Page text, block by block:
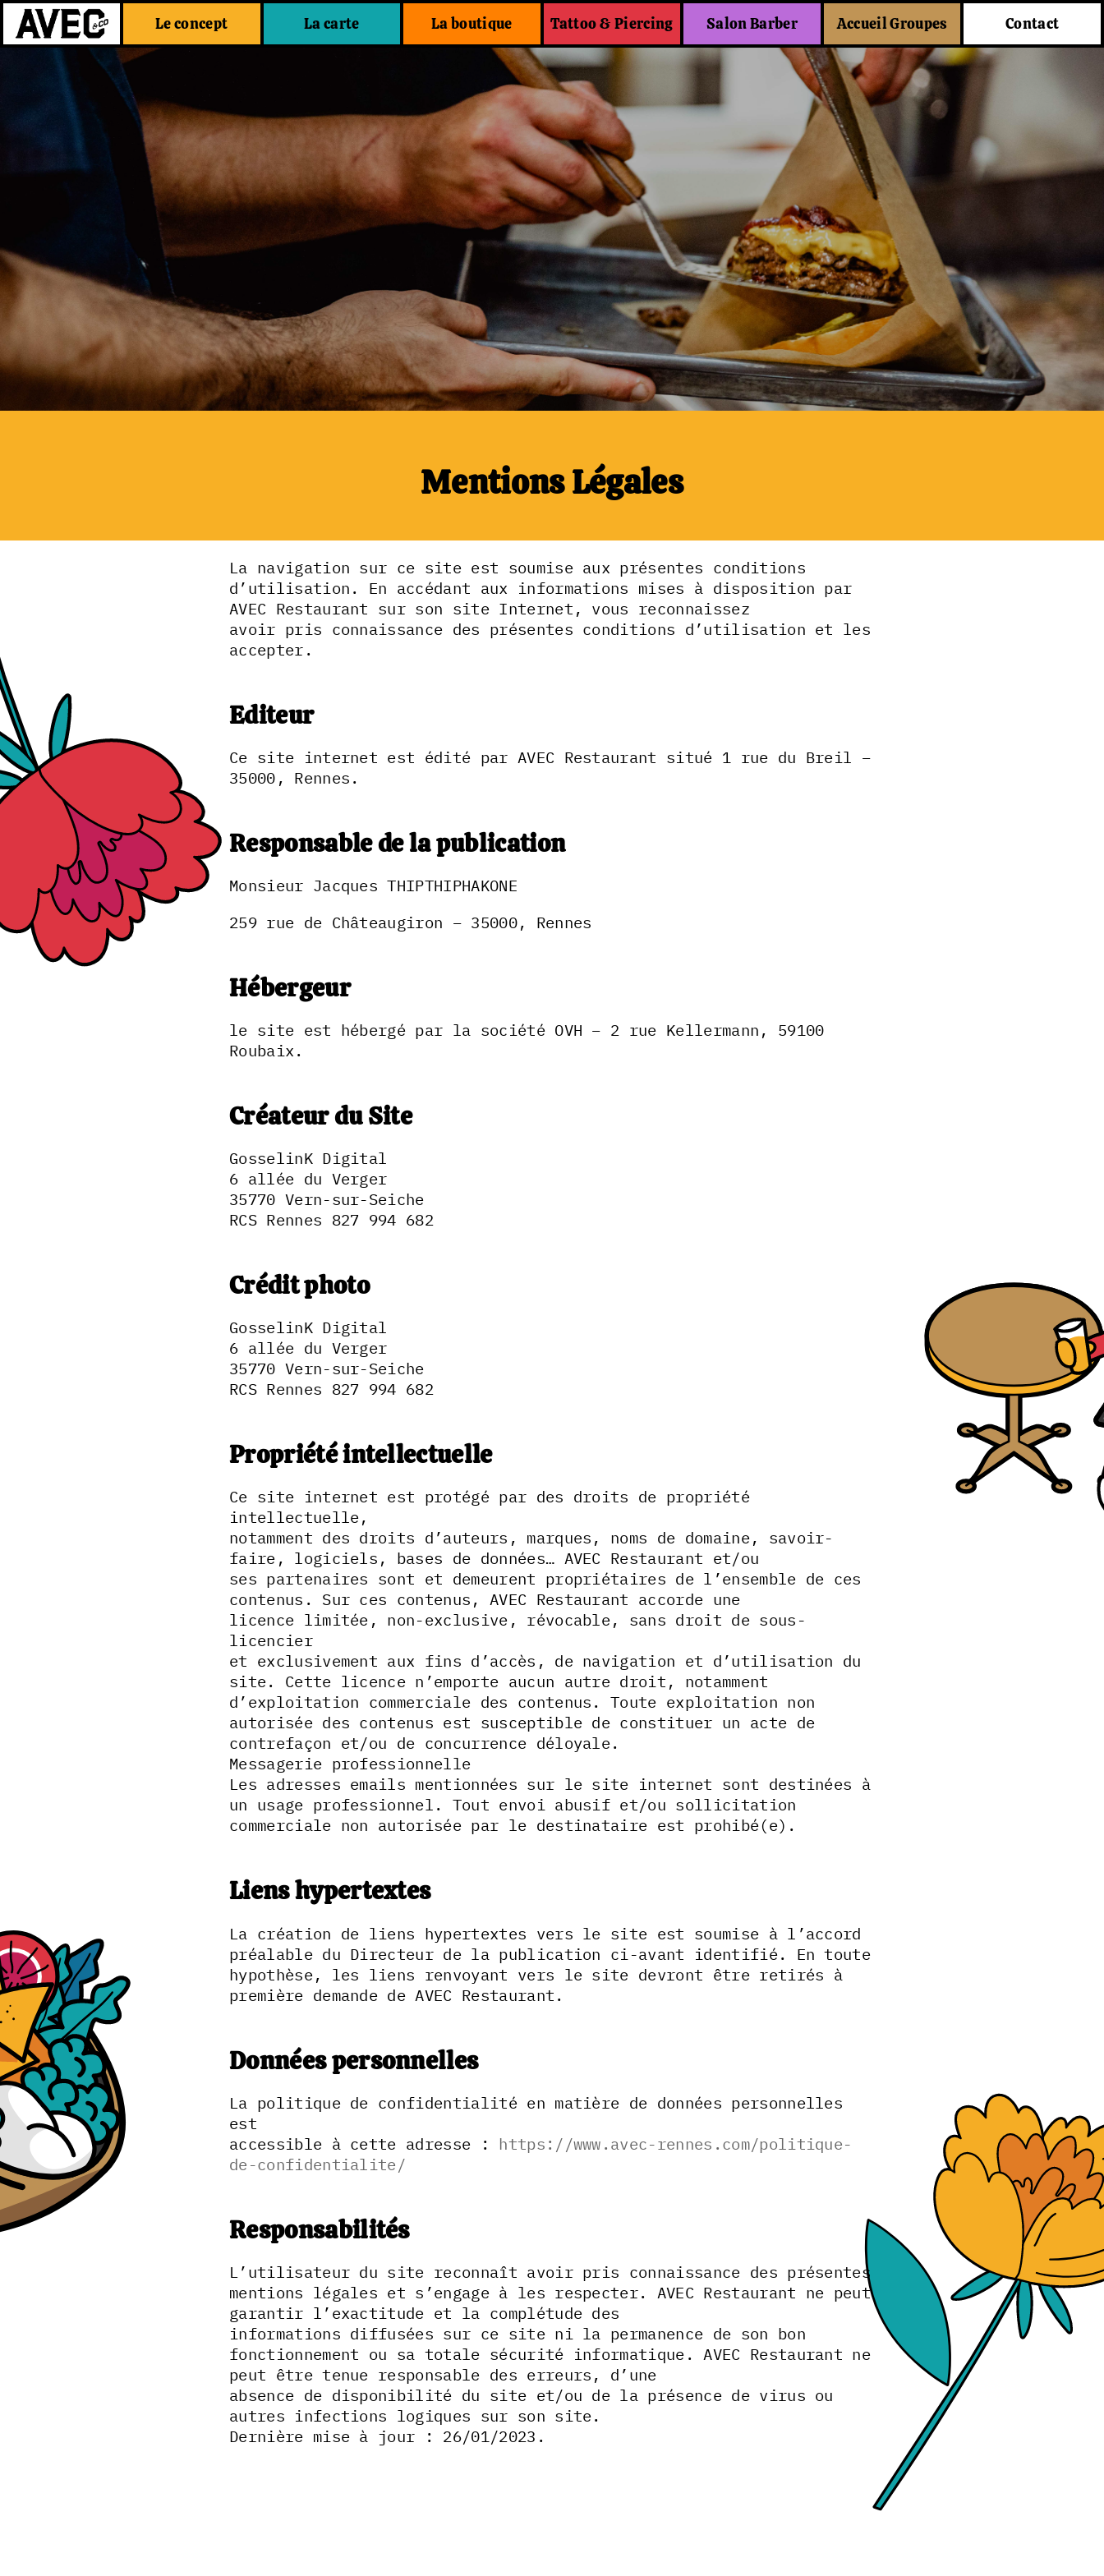
Le concept La carte La boutique Tattoo & Piercing Salon Barber Accueil Groupes Contact
Mentions Légales
La navigation sur ce site est soumise aux présentes conditions
d’utilisation. En accédant aux informations mises à disposition par
AVEC Restaurant sur son site Internet, vous reconnaissez
avoir pris connaissance des présentes conditions d’utilisation et les
accepter.
Editeur
Ce site internet est édité par AVEC Restaurant situé 1 rue du Breil –
35000, Rennes.
Responsable de la publication
Monsieur Jacques THIPTHIPHAKONE
259 rue de Châteaugiron – 35000, Rennes
Hébergeur
le site est hébergé par la société OVH – 2 rue Kellermann, 59100
Roubaix.
Créateur du Site
GosselinK Digital
6 allée du Verger
35770 Vern-sur-Seiche
RCS Rennes 827 994 682
Crédit photo
GosselinK Digital
6 allée du Verger
35770 Vern-sur-Seiche
RCS Rennes 827 994 682
Propriété intellectuelle
Ce site internet est protégé par des droits de propriété
intellectuelle,
notamment des droits d’auteurs, marques, noms de domaine, savoir-
faire, logiciels, bases de données… AVEC Restaurant et/ou
ses partenaires sont et demeurent propriétaires de l’ensemble de ces
contenus. Sur ces contenus, AVEC Restaurant accorde une
licence limitée, non-exclusive, révocable, sans droit de sous-
licencier
et exclusivement aux fins d’accès, de navigation et d’utilisation du
site. Cette licence n’emporte aucun autre droit, notamment
d’exploitation commerciale des contenus. Toute exploitation non
autorisée des contenus est susceptible de constituer un acte de
contrefaçon et/ou de concurrence déloyale.
Messagerie professionnelle
Les adresses emails mentionnées sur le site internet sont destinées à
un usage professionnel. Tout envoi abusif et/ou sollicitation
commerciale non autorisée par le destinataire est prohibé(e).
Liens hypertextes
La création de liens hypertextes vers le site est soumise à l’accord
préalable du Directeur de la publication ci-avant identifié. En toute
hypothèse, les liens renvoyant vers le site devront être retirés à
première demande de AVEC Restaurant.
Données personnelles
La politique de confidentialité en matière de données personnelles
est
accessible à cette adresse : https://www.avec-rennes.com/politique-
de-confidentialite/
Responsabilités
L’utilisateur du site reconnaît avoir pris connaissance des présentes
mentions légales et s’engage à les respecter. AVEC Restaurant ne peut
garantir l’exactitude et la complétude des
informations diffusées sur ce site ni la permanence de son bon
fonctionnement ou sa totale sécurité informatique. AVEC Restaurant ne
peut être tenue responsable des erreurs, d’une
absence de disponibilité du site et/ou de la présence de virus ou
autres infections logiques sur son site.
Dernière mise à jour : 26/01/2023.